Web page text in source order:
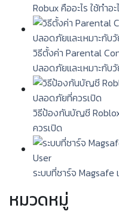
Robux คืออะไร ใช้ทำอ
วิธีตั้งค่า Parental
ปลอดภัยและเหมาะกับ
วิธีป้องกันบัญชี
ควรเปิด
ระบบที่ชาร์จ
หมวดหมู่